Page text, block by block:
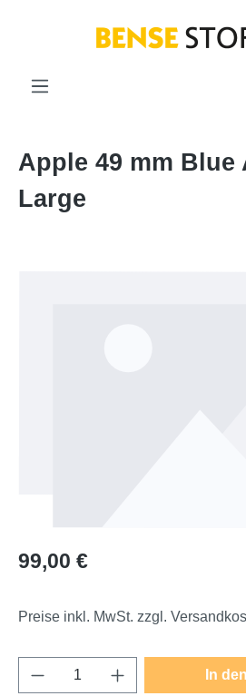
Apple 49 mm Blue
Large
Regulärer Preis:
99,00 €
Preise inkl. MwSt. zzgl.
Produkt Anzahl: Gib In